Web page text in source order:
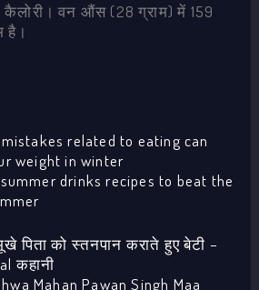
कैलोरी। वन औंस (28 ग्राम) में 159
है।
related to eating can
weight in winter
summer drinks recipes to beat the
को स्तनपान कराते हुए बेटी –
कहानी
Mahan Pawan Singh Maa